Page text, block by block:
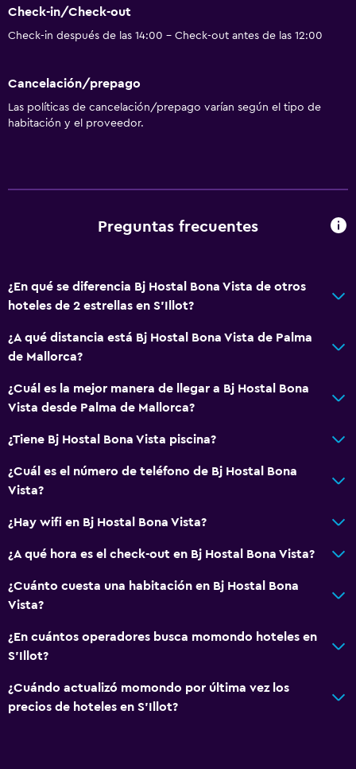
Check-in/check-out privado
Recepción 24 horas
Sistema de entretenimiento
TV por cable o vía satélite
TV de pantalla plana
Estacionamiento en la calle
Accesibilidad y adecuación
Ascensor
Aire libre
Terraza/patio
Actividades
Acceso a la playa
Habitación
Armario o clóset
Zona de trabajo
Escritorio
Check-in/Check-out
Check-in después de las 14:00 - Check-out antes de las 12:00
Cancelación/prepago
Las políticas de cancelación/prepago varían según el tipo de
habitación y el proveedor.
Preguntas frecuentes
¿En qué se diferencia Bj Hostal Bona Vista de otros
hoteles de 2 estrellas en S'Illot?
¿A qué distancia está Bj Hostal Bona Vista de Palma
de Mallorca?
¿Cuál es la mejor manera de llegar a Bj Hostal Bona
Vista desde Palma de Mallorca?
¿Tiene Bj Hostal Bona Vista piscina?
¿Cuál es el número de teléfono de Bj Hostal Bona
Vista?
¿Hay wifi en Bj Hostal Bona Vista?
¿A qué hora es el check-out en Bj Hostal Bona Vista?
¿Cuánto cuesta una habitación en Bj Hostal Bona
Vista?
¿En cuántos operadores busca momondo hoteles en
S'Illot?
¿Cuándo actualizó momondo por última vez los
precios de hoteles en S'Illot?